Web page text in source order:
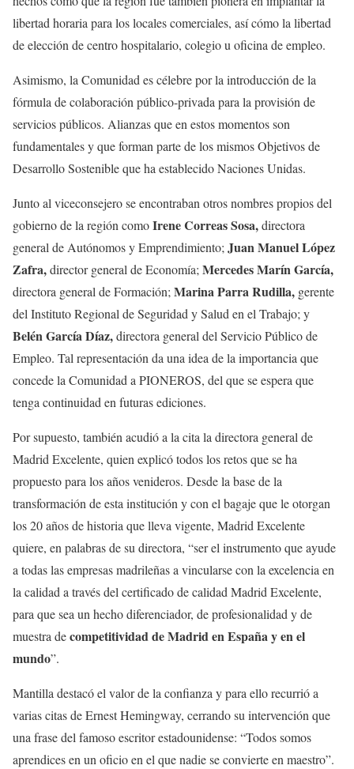
libertad horaria para los locales comerciales, así cómo la libertad
de elección de centro hospitalario, colegio u oficina de empleo.
Asimismo, la Comunidad es célebre por la introducción de la
fórmula de colaboración público-privada para la provisión de
servicios públicos. Alianzas que en estos momentos son
fundamentales y que forman parte de los mismos Objetivos de
Desarrollo Sostenible que ha establecido Naciones Unidas.
Junto al viceconsejero se encontraban otros nombres propios del
gobierno de la región comoIrene Correas Sosa,directora
general de Autónomos y Emprendimiento;Juan Manuel López
Zafra,director general de Economía;Mercedes Marín García,
directora general de Formación;Marina Parra Rudilla, gerente
del Instituto Regional de Seguridad y Salud en el Trabajo; y
Belén García Díaz,directora general del Servicio Público de
Empleo. Tal representación da una idea de la importancia que
concede la Comunidad a PIONEROS, del que se espera que
tenga continuidad en futuras ediciones.
Por supuesto, también acudió a la cita la directora general de
Madrid Excelente, quien explicó todos los retos que se ha
propuesto para los años venideros. Desde la base de la
transformación de esta institución y con el bagaje que le otorgan
los 20 años de historia que lleva vigente, Madrid Excelente
quiere, en palabras de su directora, “ser el instrumento que ayude
a todas las empresas madrileñas a vincularse con la excelencia en
la calidad a través del certificado de calidad Madrid Excelente,
para que sea un hecho diferenciador, de profesionalidad y de
muestra decompetitividad de Madrid en España y en el
mundo”.
Mantilla destacó el valor de la confianza y para ello recurrió a
varias citas de Ernest Hemingway, cerrando su intervención que
una frase del famoso escritor estadounidense: “Todos somos
aprendices en un oficio en el que nadie se convierte en maestro”.